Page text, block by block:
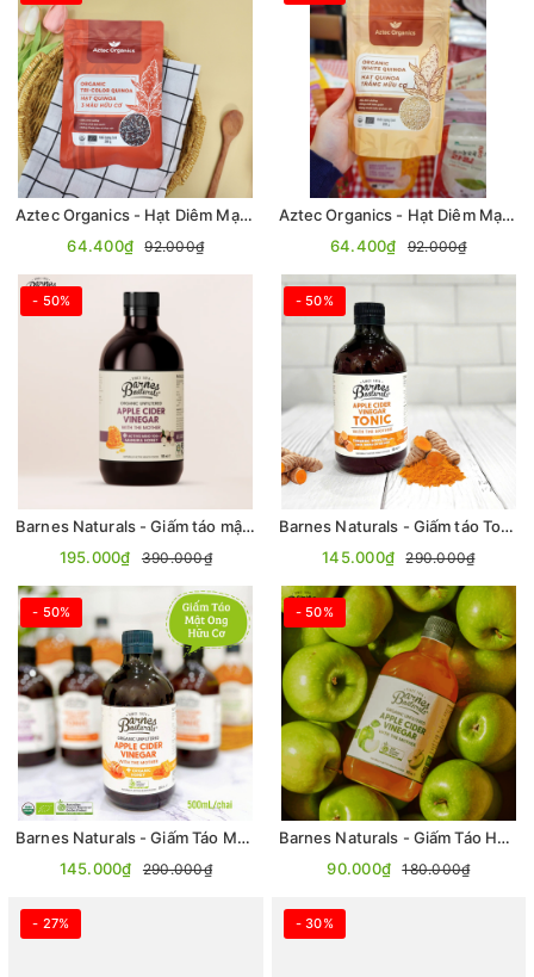
Aztec Organics - Hạt Diêm Mạch 3 Màu Hữu Cơ 200g
64.400₫
92.000₫
Aztec Organics - Hạt Diêm Mạch Trắng Hữu Cơ 200g
64.400₫
92.000₫
- 50%
Barnes Naturals - Giấm táo mật ong Manuka (có giấm cái) 500ml
195.000₫
390.000₫
- 50%
Barnes Naturals - Giấm táo Tonic Kháng Sinh Tự Nhiên 500ml (có giấm cái)
145.000₫
290.000₫
- 50%
Barnes Naturals - Giấm Táo Mật Ong Hữu Cơ (có giấm cái) 500ml
145.000₫
290.000₫
- 50%
Barnes Naturals - Giấm Táo Hữu Cơ (có giấm cái) 500ml
90.000₫
180.000₫
- 27% - 30%